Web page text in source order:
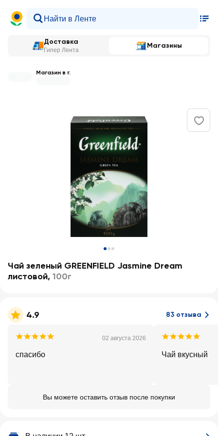
Доставка
Гипер Лента
Магазины
Магазин в г.
Чай зеленый GREENFIELD Jasmine Dream
листовой, 100г
4.9 83 отзыва
02 августа 2026
спасибо Чай вкусный
Вы можете оставить отзыв после покупки